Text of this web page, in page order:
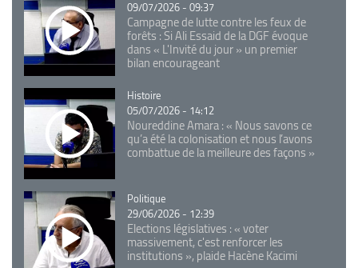
09/07/2026 - 09:37
Campagne de lutte contre les feux de
forêts : Si Ali Essaid de la DGF évoque
dans « L'Invité du jour » un premier
bilan encourageant
Catégorie
Histoire
05/07/2026 - 14:12
Noureddine Amara : « Nous savons ce
qu’a été la colonisation et nous l’avons
combattue de la meilleure des façons »
Catégorie
Politique
29/06/2026 - 12:39
Elections législatives : « voter
massivement, c'est renforcer les
institutions », plaide Hacène Kacimi